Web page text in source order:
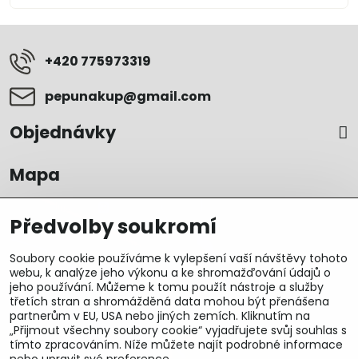
+420 775973319
pepunakup​@gmail​.com
Objednávky
Mapa
Předvolby soukromí
Soubory cookie používáme k vylepšení vaší návštěvy tohoto
webu, k analýze jeho výkonu a ke shromažďování údajů o
jeho používání. Můžeme k tomu použít nástroje a služby
třetích stran a shromážděná data mohou být přenášena
partnerům v EU, USA nebo jiných zemích. Kliknutím na
„Přijmout všechny soubory cookie“ vyjadřujete svůj souhlas s
tímto zpracováním. Níže můžete najít podrobné informace